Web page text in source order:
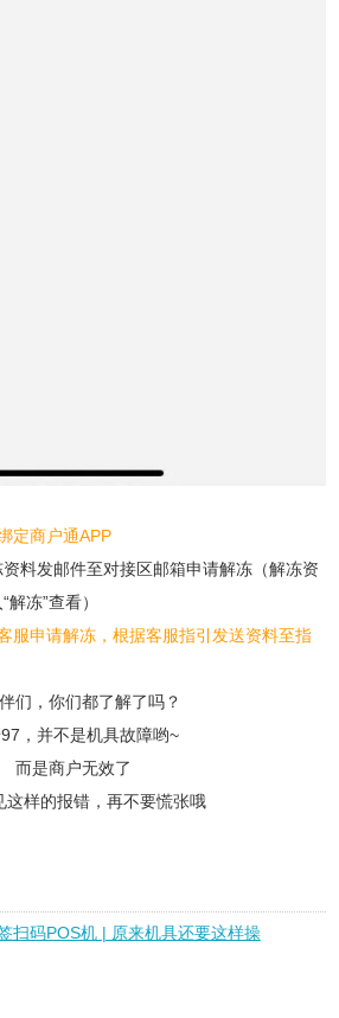
定商户通APP
料发邮件至对接区邮箱申请解冻（解冻资
冻”查看）
服申请解冻，根据客服指引发送资料至指
们，你们都了解了吗？
，并不是机具故障哟~
而是商户无效了
这样的报错，再不要慌张哦
扫码POS机 | 原来机具还要这样操